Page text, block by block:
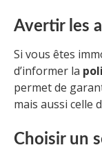
Avertir les
Si vous êtes
d’informer la
permet de
mais aussi celle
Choisir un